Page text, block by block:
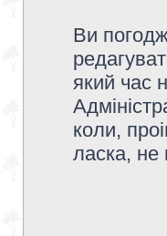
Ви
який час
коли,
ласка, не